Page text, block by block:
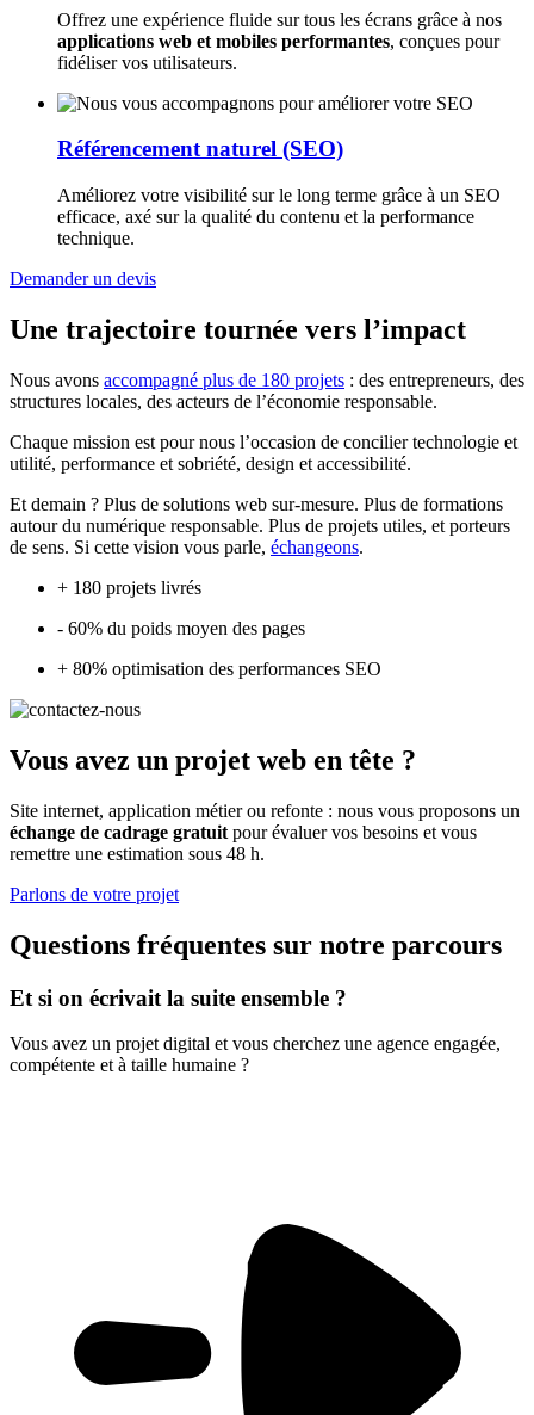
Offrez une expérience fluide sur tous les écrans grâce à nos
applications web et mobiles performantes, conçues pour
fidéliser vos utilisateurs.
Référencement naturel (SEO)
Améliorez votre visibilité sur le long terme grâce à un SEO
efficace, axé sur la qualité du contenu et la performance
technique.
Demander un devis
Une trajectoire tournée vers l’impact
Nous avons accompagné plus de 180 projets : des entrepreneurs, des
structures locales, des acteurs de l’économie responsable.
Chaque mission est pour nous l’occasion de concilier technologie et
utilité, performance et sobriété, design et accessibilité.
Et demain ? Plus de solutions web sur-mesure. Plus de formations
autour du numérique responsable. Plus de projets utiles, et porteurs
de sens. Si cette vision vous parle, échangeons.
+ 180 projets livrés
- 60% du poids moyen des pages
+ 80% optimisation des performances SEO
Vous avez un projet web en tête ?
Site internet, application métier ou refonte : nous vous proposons un
échange de cadrage gratuit pour évaluer vos besoins et vous
remettre une estimation sous 48 h.
Parlons de votre projet
Questions fréquentes sur notre parcours
Et si on écrivait la suite ensemble ?
Vous avez un projet digital et vous cherchez une agence engagée,
compétente et à taille humaine ?